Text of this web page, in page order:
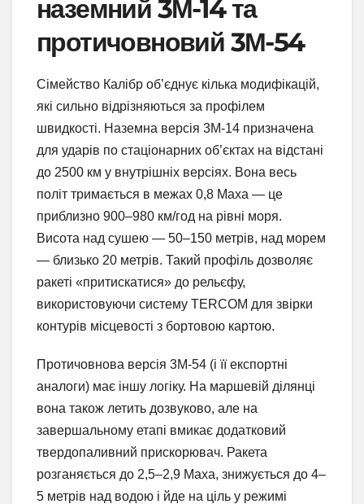
наземний 3М-14 та
протичовновий 3М-54
Сімейство Калібр об’єднує кілька модифікацій,
які сильно відрізняються за профілем
швидкості. Наземна версія 3М-14 призначена
для ударів по стаціонарних об’єктах на відстані
до 2500 км у внутрішніх версіях. Вона весь
політ тримається в межах 0,8 Маха — це
приблизно 900–980 км/год на рівні моря.
Висота над сушею — 50–150 метрів, над морем
— близько 20 метрів. Такий профіль дозволяє
ракеті «притискатися» до рельєфу,
використовуючи систему TERCOM для звірки
контурів місцевості з бортовою картою.
Протичовнова версія 3М-54 (і її експортні
аналоги) має іншу логіку. На маршевій ділянці
вона також летить дозвуково, але на
завершальному етапі вмикає додатковий
твердопаливний прискорювач. Ракета
розганяється до 2,5–2,9 Маха, знижується до 4–
5 метрів над водою і йде на ціль у режимі